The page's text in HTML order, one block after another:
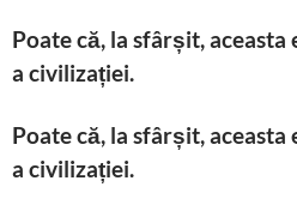
Poate că, la sfârșit,
a civilizației.
Poate că, la sfârșit,
a civilizației.